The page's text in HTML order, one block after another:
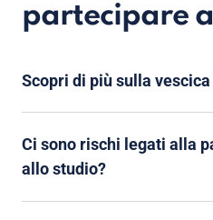
partecipare
Scopri di più sulla
Ci sono rischi legati alla
allo studio?